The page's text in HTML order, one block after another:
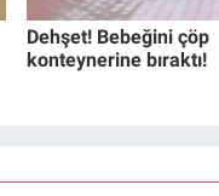
Dehşet! Bebeğini çöp
konteynerine bıraktı!